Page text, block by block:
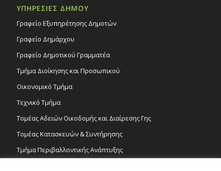
ΥΠΗΡΕΣΙΕΣ ΔΗΜΟΥ
Γραφείο Εξυπηρέτησης Δημοτών
Γραφείο Δημάρχου
Γραφείο Δημοτικού Γραμματέα
Τμήμα Διοίκησης και Προσωπικού
Οικονομικό Τμήμα
Τεχνικό Τμήμα
Τομέας Αδειών Οικοδομής και Διαίρεσης Γης
Τομέας Κατασκευών & Συντήρησης
Τμήμα Περιβαλλοντικής Ανάπτυξης